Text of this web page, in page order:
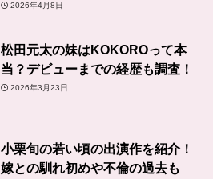
2026年4月8日
松田元太の妹はKOKOROって本
当？デビューまでの経歴も調査！
2026年3月23日
小栗旬の若い頃の出演作を紹介！
嫁との馴れ初めや不倫の過去も